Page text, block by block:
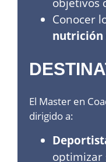
objetivos
Conocer
nutrición
El Master en
dirigido a:
optimizar